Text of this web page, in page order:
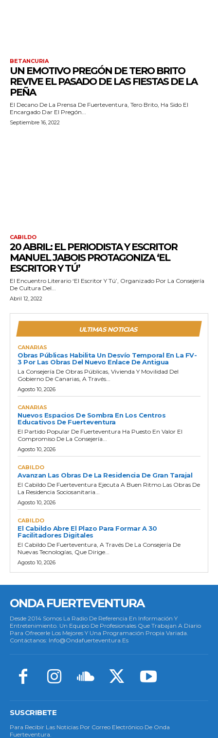
BETANCURIA
UN EMOTIVO PREGÓN DE TERO BRITO
REVIVE EL PASADO DE LAS FIESTAS DE LA
PEÑA
El Decano De La Prensa De Fuerteventura, Tero Brito, Ha Sido El
Encargado Dar El Pregón...
Septiembre 16, 2022
CABILDO
20 ABRIL: EL PERIODISTA Y ESCRITOR
MANUEL JABOIS PROTAGONIZA ‘EL
ESCRITOR Y TÚ’
El Encuentro Literario ‘El Escritor Y Tú’, Organizado Por La Consejería
De Cultura Del...
Abril 12, 2022
ULTIMAS NOTICIAS
CANARIAS
Obras Públicas Habilita Un Desvío Temporal En La FV-
3 Por Las Obras Del Nuevo Enlace De Antigua
La Consejería De Obras Públicas, Vivienda Y Movilidad Del
Gobierno De Canarias, A Través...
Agosto 10, 2026
CANARIAS
Nuevos Espacios De Sombra En Los Centros
Educativos De Fuerteventura
El Partido Popular De Fuerteventura Ha Puesto En Valor El
Compromiso De La Consejería...
Agosto 10, 2026
CABILDO
Avanzan Las Obras De La Residencia De Gran Tarajal
El Cabildo De Fuerteventura Ejecuta A Buen Ritmo Las Obras De
La Residencia Sociosanitaria...
Agosto 10, 2026
CABILDO
El Cabildo Abre El Plazo Para Formar A 30
Facilitadores Digitales
El Cabildo De Fuerteventura, A Través De La Consejería De
Nuevas Tecnologías, Que Dirige...
Agosto 10, 2026
ONDA FUERTEVENTURA
Desde 2014 Somos La Radio De Referencia En Información Y
Entretenimiento. Un Equipo De Profesionales Que Trabajan A Diario
Para Ofrecerle Los Mejores Y Una Programación Propia Variada.
Contáctanos: Info@ondafuerteventura.es
SUSCRIBETE
Para Recibir Las Noticias Por Correo Electrónico De Onda
Fuerteventura.